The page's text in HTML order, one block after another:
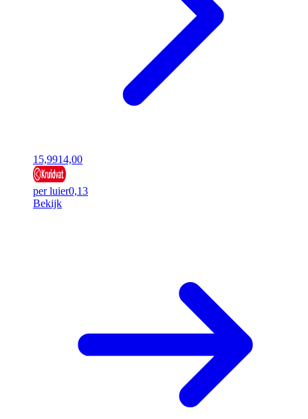
15,9914,00
per luier0,13
Bekijk